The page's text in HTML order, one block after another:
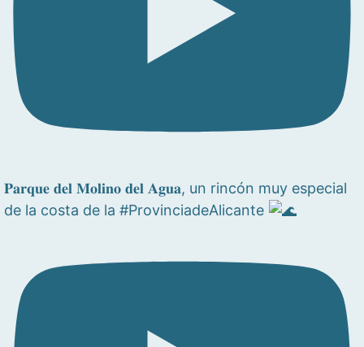
𝐏𝐚𝐫𝐪𝐮𝐞 𝐝𝐞𝐥 𝐌𝐨𝐥𝐢𝐧𝐨 𝐝𝐞𝐥 𝐀𝐠𝐮𝐚, un rincón muy especial
de la costa de la #ProvinciadeAlicante